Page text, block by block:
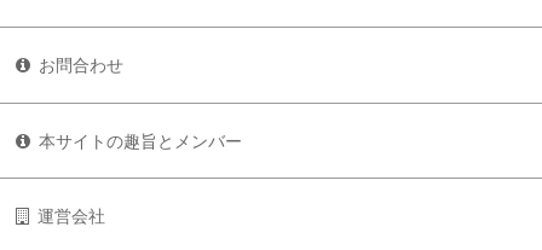
お問合わせ
本サイトの趣旨とメンバー
運営会社